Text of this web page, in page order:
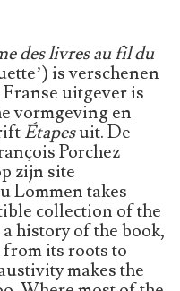
des livres au fil du
is verschenen
Franse uitgever is
vormgeving en
Étapesuit. De
Porchez
zijn site
Lommen takes
collection of the
history of the book,
its roots to
makes the